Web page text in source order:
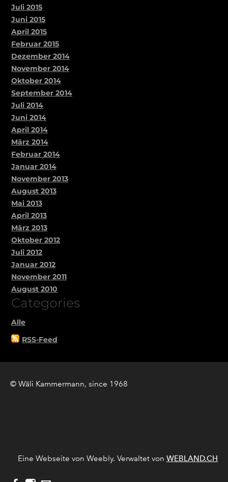
Juli 2015
Juni 2015
April 2015
Februar 2015
Dezember 2014
November 2014
Oktober 2014
September 2014
Juli 2014
Juni 2014
April 2014
März 2014
Februar 2014
Januar 2014
November 2013
August 2013
Mai 2013
April 2013
März 2013
Oktober 2012
Juli 2012
Januar 2012
November 2011
August 2010
Categories
Alle
RSS-Feed
© Wäli Kammermann, since 1968
Eine Webseite von Weebly. Verwaltet von WEBLAND.CH